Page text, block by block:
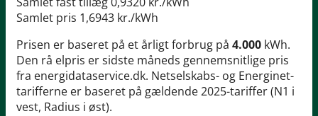
Samlet pris 1,6943 kr./kWh
Prisen er baseret på et årligt forbrug på 4.000 kWh.
Den rå elpris er sidste måneds gennemsnitlige pris
fra energidataservice.dk. Netselskabs- og Energinet-
tarifferne er baseret på gældende 2025-tariffer (N1 i
vest, Radius i øst).